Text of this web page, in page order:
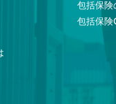
包括保険
包括保険